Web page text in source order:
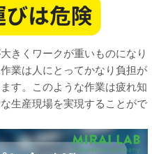
きくワークが重いものになり
業は人にとってかなり負担が
す。このような作業は疲れ知
生産現場を実現することがで